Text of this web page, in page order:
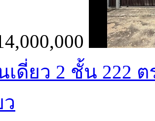
ดี่ยว 2 ชั้น 222 ต